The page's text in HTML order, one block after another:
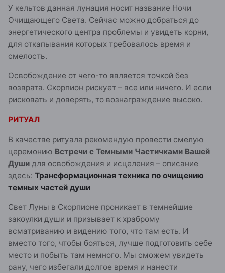
У кельтов данная лунация носит название Ночи
Очищающего Света. Сейчас можно добраться до
энергетического центра проблемы и увидеть корни,
для откапывания которых требовалось время и
смелость.
Освобождение от чего-то является точкой без
возврата. Скорпион рискует – все или ничего. И если
рисковать и доверять, то вознаграждение высоко.
РИТУАЛ
В качестве ритуала рекомендую провести смелую
церемонию Встречи с Темными Частичками Вашей
Души для освобождения и исцеления – описание
здесь: Трансформационная техника по очищению
темных частей души
Свет Луны в Скорпионе проникает в темнейшие
закоулки души и призывает к храброму
всматриванию и видению того, что там есть. И
вместо того, чтобы бояться, лучше подготовить себе
место и побыть там немного. Мы сможем увидеть
рану, чего избегали долгое время и нанести